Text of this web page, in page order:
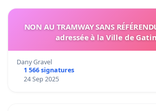
NON AU TRAMWAY SANS
adressée à la Ville de
Dany Gravel
1 566 signatures
24 Sep 2025